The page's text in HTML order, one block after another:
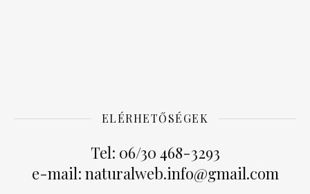
ELÉRHETŐSÉGEK
Tel: 06/30 468-3293
e-mail: naturalweb.info@gmail.com